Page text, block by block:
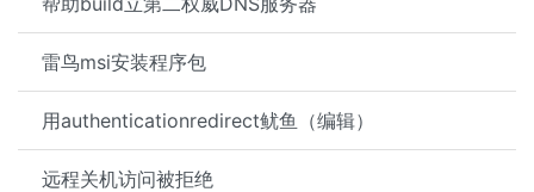
雷鸟msi安装程序包
用authenticationredirect鱿鱼（编辑）
远程关机访问被拒绝